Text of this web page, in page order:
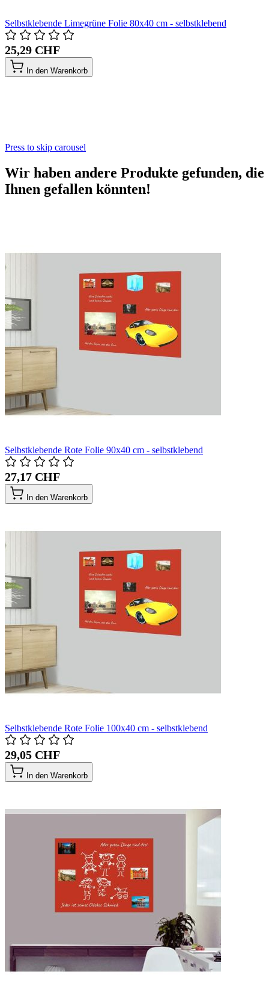
Selbstklebende Limegrüne Folie 80x40 cm - selbstklebend
25,29 CHF
In den Warenkorb
Press to skip carousel
Wir haben andere Produkte gefunden, die
Ihnen gefallen könnten!
Selbstklebende Rote Folie 90x40 cm - selbstklebend
27,17 CHF
In den Warenkorb
Selbstklebende Rote Folie 100x40 cm - selbstklebend
29,05 CHF
In den Warenkorb